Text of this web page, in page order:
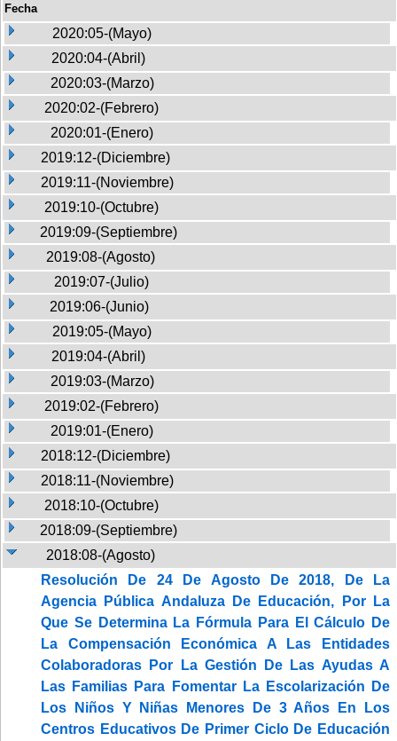
Fecha
2020:05-(Mayo)
2020:04-(Abril)
2020:03-(Marzo)
2020:02-(Febrero)
2020:01-(Enero)
2019:12-(Diciembre)
2019:11-(Noviembre)
2019:10-(Octubre)
2019:09-(Septiembre)
2019:08-(Agosto)
2019:07-(Julio)
2019:06-(Junio)
2019:05-(Mayo)
2019:04-(Abril)
2019:03-(Marzo)
2019:02-(Febrero)
2019:01-(Enero)
2018:12-(Diciembre)
2018:11-(Noviembre)
2018:10-(Octubre)
2018:09-(Septiembre)
2018:08-(Agosto)
Resolución De 24 De Agosto De 2018, De La
Agencia Pública Andaluza De Educación, Por La
Que Se Determina La Fórmula Para El Cálculo De
La Compensación Económica A Las Entidades
Colaboradoras Por La Gestión De Las Ayudas A
Las Familias Para Fomentar La Escolarización De
Los Niños Y Niñas Menores De 3 Años En Los
Centros Educativos De Primer Ciclo De Educación